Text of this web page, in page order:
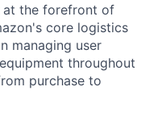
the forefront of
core logistics
managing user
throughout
purchase to